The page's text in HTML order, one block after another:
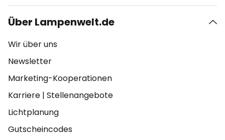
Über Lampenwelt.de
Wir über uns
Newsletter
Marketing-Kooperationen
Karriere | Stellenangebote
Lichtplanung
Gutscheincodes